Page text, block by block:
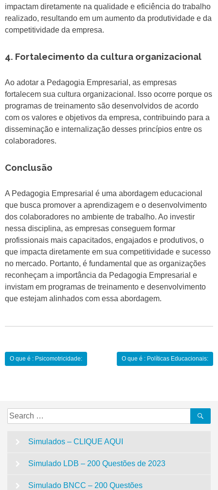
impactam diretamente na qualidade e eficiência do trabalho
realizado, resultando em um aumento da produtividade e da
competitividade da empresa.
4. Fortalecimento da cultura organizacional
Ao adotar a Pedagogia Empresarial, as empresas
fortalecem sua cultura organizacional. Isso ocorre porque os
programas de treinamento são desenvolvidos de acordo
com os valores e objetivos da empresa, contribuindo para a
disseminação e internalização desses princípios entre os
colaboradores.
Conclusão
A Pedagogia Empresarial é uma abordagem educacional
que busca promover a aprendizagem e o desenvolvimento
dos colaboradores no ambiente de trabalho. Ao investir
nessa disciplina, as empresas conseguem formar
profissionais mais capacitados, engajados e produtivos, o
que impacta diretamente em sua competitividade e sucesso
no mercado. Portanto, é fundamental que as organizações
reconheçam a importância da Pedagogia Empresarial e
invistam em programas de treinamento e desenvolvimento
que estejam alinhados com essa abordagem.
Navegação
O que é : Psicomotricidade: O que é : Políticas Educacionais:
Search
for:
Simulados – CLIQUE AQUI
Simulado LDB – 200 Questões de 2023
Simulado BNCC – 200 Questões